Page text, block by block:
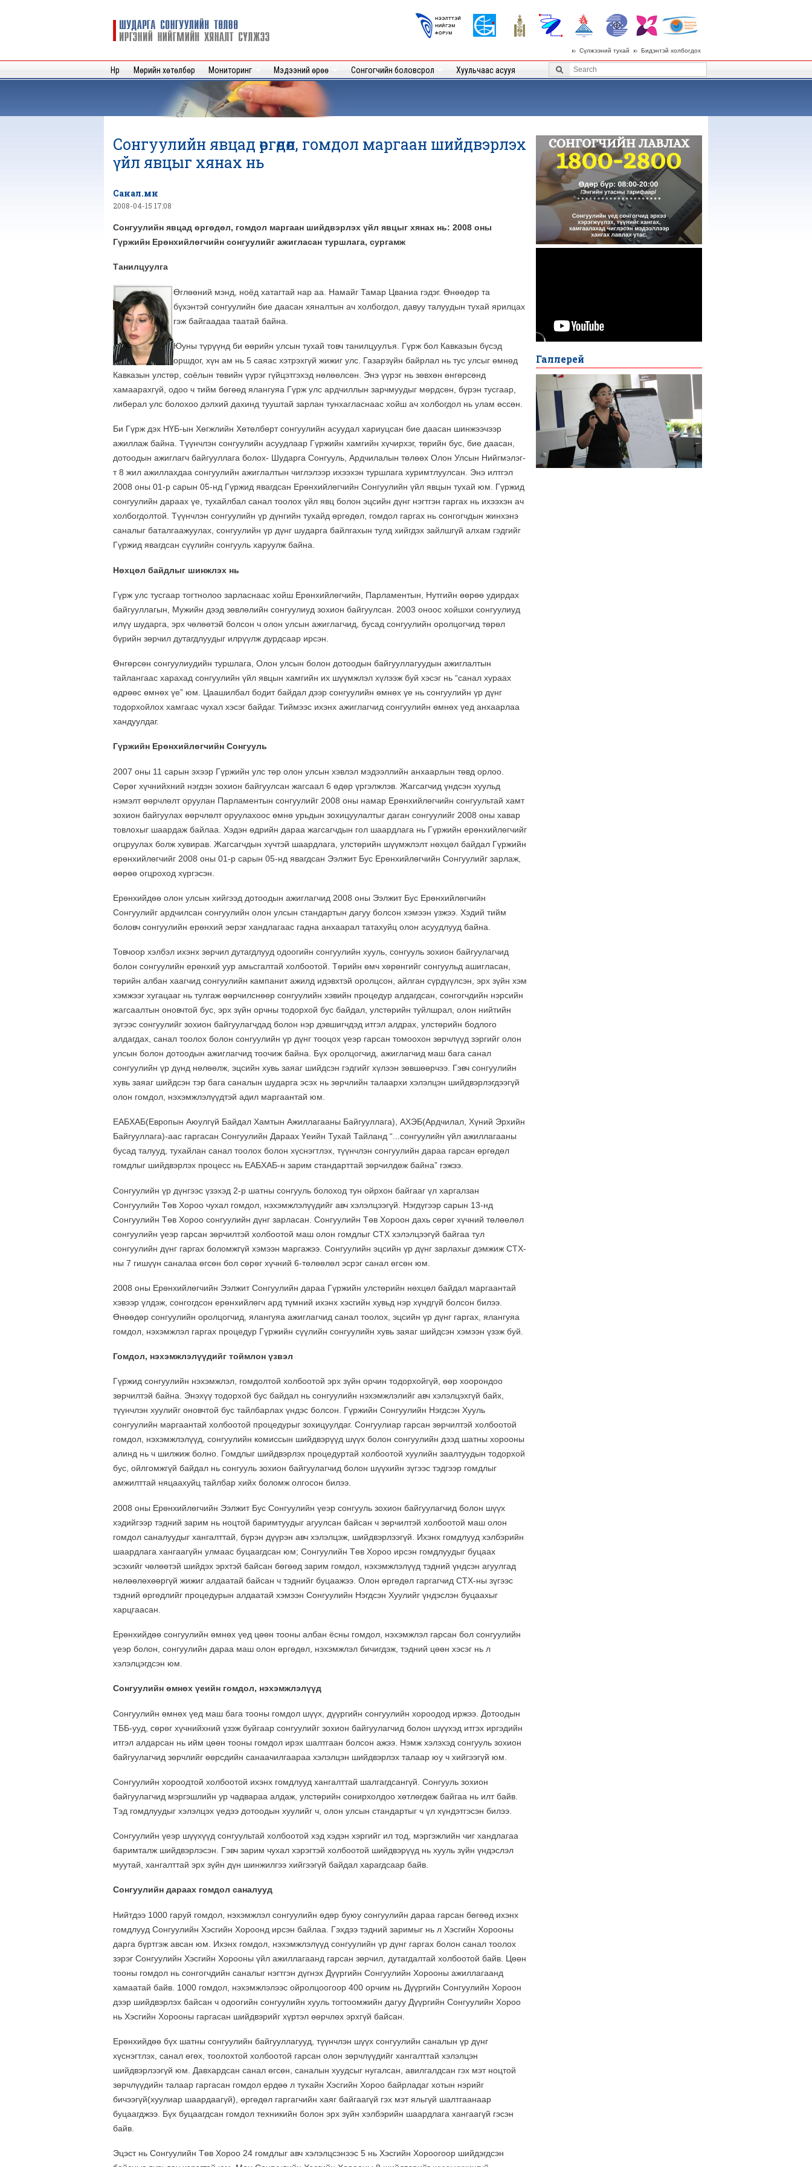
Шударга
сонгуулийн
нийгмийн
хяналт
Logos
Бидэнтэй холбогдох
Сүлжээний тухай
Нүүр Мөрийн хөтөлбөр Мониторинг Мэдээний өрөө Сонгогчийн боловсрол Хуульчаас асууя
Search form
Сонгуулийн явцад өргөдөл, гомдол маргаан шийдвэрлэх
үйл явцыг хянах нь
Санал.мн
2008-04-15 17:08
Сонгуулийн явцад өргөдөл, гомдол маргаан шийдвэрлэх үйл явцыг хянах нь: 2008 оны
Гүржийн Ерөнхийлөгчийн сонгуулийг ажигласан туршлага, сургамж
Танилцуулга
Өглөөний мэнд, ноёд хатагтай нар аа. Намайг Тамар Цваниа гэдэг. Өнөөдөр та
бүхэнтэй сонгуулийн бие даасан хяналтын ач холбогдол, давуу талуудын тухай ярилцах
гэж байгаадаа таатай байна.
Юуны түрүүнд би өөрийн улсын тухай товч танилцуулъя. Гүрж бол Кавказын бүсэд
оршдог, хүн ам нь 5 саяас хэтрэхгүй жижиг улс. Газарзүйн байрлал нь тус улсыг өмнөд
Кавказын улстөр, соёлын төвийн үүрэг гүйцэтгэхэд нөлөөлсөн. Энэ үүрэг нь зөвхөн өнгөрсөнд
хамаарахгүй, одоо ч тийм бөгөөд ялангуяа Гүрж улс ардчиллын зарчмуудыг мөрдсөн, бүрэн тусгаар,
либерал улс болохоо дэлхий дахинд тууштай зарлан тунхагласнаас хойш ач холбогдол нь улам өссөн.
Би Гүрж дэх НҮБ-ын Хөгжлийн Хөтөлбөрт сонгуулийн асуудал хариуцсан бие даасан шинжээчээр
ажиллаж байна. Түүнчлэн сонгуулийн асуудлаар Гүржийн хамгийн хүчирхэг, төрийн бус, бие даасан,
дотоодын ажиглагч байгууллага болох- Шударга Сонгууль, Ардчилалын төлөөх Олон Улсын Нийгмэлэг-
т 8 жил ажиллахдаа сонгуулийн ажиглалтын чиглэлээр ихээхэн туршлага хуримтлуулсан. Энэ илтгэл
2008 оны 01-р сарын 05-нд Гүржид явагдсан Ерөнхийлөгчийн Сонгуулийн үйл явцын тухай юм. Гүржид
сонгуулийн дараах үе, тухайлбал санал тоолох үйл явц болон эцсийн дүнг нэгтгэн гаргах нь ихээхэн ач
холбогдолтой. Түүнчлэн сонгуулийн үр дүнгийн тухайд өргөдөл, гомдол гаргах нь сонгогчдын жинхэнэ
саналыг баталгаажуулах, сонгуулийн үр дүнг шударга байлгахын тулд хийгдэх зайлшгүй алхам гэдгийг
Гүржид явагдсан сүүлийн сонгууль харуулж байна.
Нөхцөл байдлыг шинжлэх нь
Гүрж улс тусгаар тогтнолоо зарласнаас хойш Ерөнхийлөгчийн, Парламентын, Нутгийн өөрөө удирдах
байгууллагын, Мужийн дээд зөвлөлийн сонгуулиуд зохион байгуулсан. 2003 оноос хойшхи сонгуулиуд
илүү шударга, эрх чөлөөтэй болсон ч олон улсын ажиглагчид, бусад сонгуулийн оролцогчид төрөл
бүрийн зөрчил дутагдлуудыг илрүүлж дурдсаар ирсэн.
Өнгөрсөн сонгуулиудийн туршлага, Олон улсын болон дотоодын байгууллагуудын ажиглалтын
тайлангаас харахад сонгуулийн үйл явцын хамгийн их шүүмжлэл хүлээж буй хэсэг нь “санал хураах
өдрөөс өмнөх үе” юм. Цаашилбал бодит байдал дээр сонгуулийн өмнөх үе нь сонгуулийн үр дүнг
тодорхойлох хамгаас чухал хэсэг байдаг. Тиймээс ихэнх ажиглагчид сонгуулийн өмнөх үед анхаарлаа
хандуулдаг.
Гүржийн Ерөнхийлөгчийн Сонгууль
2007 оны 11 сарын эхээр Гүржийн улс төр олон улсын хэвлэл мэдээллийн анхаарлын төвд орлоо.
Сөрөг хүчнийхний нэгдэн зохион байгуулсан жагсаал 6 өдөр үргэлжлэв. Жагсагчид үндсэн хуульд
нэмэлт өөрчлөлт оруулан Парламентын сонгуулийг 2008 оны намар Ерөнхийлөгчийн сонгуультай хамт
зохион байгуулах өөрчлөлт оруулахоос өмнө урьдын зохицуулалтыг даган сонгуулийг 2008 оны хавар
товлохыг шаардаж байлаа. Хэдэн өдрийн дараа жагсагчдын гол шаардлага нь Гүржийн ерөнхийлөгчийг
огцруулах болж хувирав. Жагсагчдын хүчтэй шаардлага, улстөрийн шүүмжлэлт нөхцөл байдал Гүржийн
ерөнхийлөгчийг 2008 оны 01-р сарын 05-нд явагдсан Ээлжит Бус Ерөнхийлөгчийн Сонгуулийг зарлаж,
өөрөө огцроход хүргэсэн.
Ерөнхийдөө олон улсын хийгээд дотоодын ажиглагчид 2008 оны Ээлжит Бус Ерөнхийлөгчийн
Сонгуулийг ардчилсан сонгуулийн олон улсын стандартын дагуу болсон хэмээн үзжээ. Хэдий тийм
боловч сонгуулийн ерөнхий эерэг хандлагаас гадна анхаарал татахуйц олон асуудлууд байна.
Товчоор хэлбэл ихэнх зөрчил дутагдлууд одоогийн сонгуулийн хууль, сонгууль зохион байгуулагчид
болон сонгуулийн ерөнхий уур амьсгалтай холбоотой. Төрийн өмч хөрөнгийг сонгуульд ашигласан,
төрийн албан хаагчид сонгуулийн кампанит ажилд идэвхтэй оролцсон, айлган сүрдүүлсэн, эрх зүйн хэм
хэмжээг хугацааг нь тулгаж өөрчилснөөр сонгуулийн хэвийн процедур алдагдсан, сонгогчдийн нэрсийн
жагсаалтын оновчтой бус, эрх зүйн орчны тодорхой бус байдал, улстөрийн туйлшрал, олон нийтийн
зүгээс сонгуулийг зохион байгуулагчдад болон нэр дэвшигчдэд итгэл алдрах, улстөрийн бодлого
алдагдах, санал тоолох болон сонгуулийн үр дүнг тооцох үеэр гарсан томоохон зөрчлүүд зэргийг олон
улсын болон дотоодын ажиглагчид тоочиж байна. Бүх оролцогчид, ажиглагчид маш бага санал
сонгуулийн үр дүнд нөлөөлж, эцсийн хувь заяаг шийдсэн гэдгийг хүлээн зөвшөөрчээ. Гэвч сонгуулийн
хувь заяаг шийдсэн тэр бага саналын шударга эсэх нь зөрчлийн талаархи хэлэлцэн шийдвэрлэгдээгүй
олон гомдол, нэхэмжлэлүүдтэй адил маргаантай юм.
ЕАБХАБ(Европын Аюулгүй Байдал Хамтын Ажиллагааны Байгууллага), АХЭБ(Ардчилал, Хүний Эрхийн
Байгууллага)-аас гаргасан Сонгуулийн Дараах Үеийн Тухай Тайланд “...сонгуулийн үйл ажиллагааны
бусад талууд, тухайлан санал тоолох болон хүснэгтлэх, түүнчлэн сонгуулийн дараа гарсан өргөдөл
гомдлыг шийдвэрлэх процесс нь ЕАБХАБ-н зарим стандарттай зөрчилдөж байна” гэжээ.
Сонгуулийн үр дүнгээс үзэхэд 2-р шатны сонгууль болоход тун ойрхон байгааг үл харгалзан
Сонгуулийн Төв Хороо чухал гомдол, нэхэмжлэлүүдийг авч хэлэлцээгүй. Нэгдүгээр сарын 13-нд
Сонгуулийн Төв Хороо сонгуулийн дүнг зарласан. Сонгуулийн Төв Хороон дахь сөрөг хүчний төлөөлөл
сонгуулийн үеэр гарсан зөрчилтэй холбоотой маш олон гомдлыг СТХ хэлэлцээгүй байгаа тул
сонгуулийн дүнг гаргах боломжгүй хэмээн маргажээ. Сонгуулийн эцсийн үр дүнг зарлахыг дэмжиж СТХ-
ны 7 гишүүн саналаа өгсөн бол сөрөг хүчний 6-төлөөлөл эсрэг санал өгсөн юм.
2008 оны Ерөнхийлөгчийн Ээлжит Сонгуулийн дараа Гүржийн улстөрийн нөхцөл байдал маргаантай
хэвээр үлдэж, сонгогдсон ерөнхийлөгч ард түмний ихэнх хэсгийн хувьд нэр хүндгүй болсон билээ.
Өнөөдөр сонгуулийн оролцогчид, ялангуяа ажиглагчид санал тоолох, эцсийн үр дүнг гаргах, ялангуяа
гомдол, нэхэмжлэл гаргах процедур Гүржийн сүүлийн сонгуулийн хувь заяаг шийдсэн хэмээн үзэж буй.
Гомдол, нэхэмжлэлүүдийг тоймлон үзвэл
Гүржид сонгуулийн нэхэмжлэл, гомдолтой холбоотой эрх зүйн орчин тодорхойгүй, өөр хоорондоо
зөрчилтэй байна. Энэхүү тодорхой бус байдал нь сонгуулийн нэхэмжлэлийг авч хэлэлцэхгүй байх,
түүнчлэн хуулийг оновчтой бус тайлбарлах үндэс болсон. Гүржийн Сонгуулийн Нэгдсэн Хууль
сонгуулийн маргаантай холбоотой процедурыг зохицуулдаг. Сонгуулиар гарсан зөрчилтэй холбоотой
гомдол, нэхэмжлэлүүд, сонгуулийн комиссын шийдвэрүүд шүүх болон сонгуулийн дээд шатны хорооны
алинд нь ч шилжиж болно. Гомдлыг шийдвэрлэх процедуртай холбоотой хуулийн заалтуудын тодорхой
бус, ойлгомжгүй байдал нь сонгууль зохион байгуулагчид болон шүүхийн зүгээс тэдгээр гомдлыг
амжилттай няцаахуйц тайлбар хийх боломж олгосон билээ.
2008 оны Ерөнхийлөгчийн Ээлжит Бус Сонгуулийн үеэр сонгууль зохион байгуулагчид болон шүүх
хэдийгээр тэдний зарим нь ноцтой баримтуудыг агуулсан байсан ч зөрчилтэй холбоотой маш олон
гомдол саналуудыг хангалттай, бүрэн дүүрэн авч хэлэлцэж, шийдвэрлээгүй. Ихэнх гомдлууд хэлбэрийн
шаардлага хангаагүйн улмаас буцаагдсан юм; Сонгуулийн Төв Хороо ирсэн гомдлуудыг буцаах
эсэхийг чөлөөтэй шийдэх эрхтэй байсан бөгөөд зарим гомдол, нэхэмжлэлүүд тэдний үндсэн агуулгад
нөлөөлөхөөргүй жижиг алдаатай байсан ч тэднийг буцаажээ. Олон өргөдөл гаргагчид СТХ-ны зүгээс
тэдний өргөдлийг процедурын алдаатай хэмээн Сонгуулийн Нэгдсэн Хуулийг үндэслэн буцаахыг
харцгаасан.
Ерөнхийдөө сонгуулийн өмнөх үед цөөн тооны албан ёсны гомдол, нэхэмжлэл гарсан бол сонгуулийн
үеэр болон, сонгуулийн дараа маш олон өргөдөл, нэхэмжлэл бичигдэж, тэдний цөөн хэсэг нь л
хэлэлцэгдсэн юм.
Сонгуулийн өмнөх үеийн гомдол, нэхэмжлэлүүд
Сонгуулийн өмнөх үед маш бага тооны гомдол шүүх, дүүргийн сонгуулийн хороодод иржээ. Дотоодын
ТББ-ууд, сөрөг хүчнийхний үзэж буйгаар сонгуулийг зохион байгуулагчид болон шүүхэд итгэх иргэдийн
итгэл алдарсан нь ийм цөөн тооны гомдол ирэх шалтгаан болсон ажээ. Нэмж хэлэхэд сонгууль зохион
байгуулагчид зөрчлийг өөрсдийн санаачилгаараа хэлэлцэн шийдвэрлэх талаар юу ч хийгээгүй юм.
Сонгуулийн хороодтой холбоотой ихэнх гомдлууд хангалттай шалгагдсангүй. Сонгууль зохион
байгуулагчид мэргэшлийн ур чадвараа алдаж, улстөрийн сонирхолдоо хөтлөгдөж байгаа нь илт байв.
Тэд гомдлуудыг хэлэлцэх үедээ дотоодын хуулийг ч, олон улсын стандартыг ч үл хүндэтгэсэн билээ.
Сонгуулийн үеэр шүүхүүд сонгуультай холбоотой хэд хэдэн хэргийг ил тод, мэргэжлийн чиг хандлагаа
баримталж шийдвэрлэсэн. Гэвч зарим чухал хэрэгтэй холбоотой шийдвэрүүд нь хууль зүйн үндэслэл
муутай, хангалттай эрх зүйн дүн шинжилгээ хийгээгүй байдал харагдсаар байв.
Сонгуулийн дараах гомдол саналууд
Нийтдээ 1000 гаруй гомдол, нэхэмжлэл сонгуулийн өдөр буюу сонгуулийн дараа гарсан бөгөөд ихэнх
гомдлууд Сонгуулийн Хэсгийн Хороонд ирсэн байлаа. Гэхдээ тэдний заримыг нь л Хэсгийн Хорооны
дарга бүртгэж авсан юм. Ихэнх гомдол, нэхэмжлэлүүд сонгуулийн үр дүнг гаргах болон санал тоолох
зэрэг Сонгуулийн Хэсгийн Хорооны үйл ажиллагаанд гарсан зөрчил, дутагдалтай холбоотой байв. Цөөн
тооны гомдол нь сонгогчдийн саналыг нэгтгэн дүгнэх Дүүргийн Сонгуулийн Хорооны ажиллагаанд
хамаатай байв. 1000 гомдол, нэхэмжлэлээс ойролцоогоор 400 орчим нь Дүүргийн Сонгуулийн Хороон
дээр шийдвэрлэх байсан ч одоогийн сонгуулийн хууль тогтоомжийн дагуу Дүүргийн Сонгуулийн Хороо
нь Хэсгийн Хорооны гаргасан шийдвэрийг хүртэл өөрчлөх эрхгүй байсан.
Ерөнхийдөө бүх шатны сонгуулийн байгууллагууд, түүнчлэн шүүх сонгуулийн саналын үр дүнг
хүснэгтлэх, санал өгөх, тоолохтой холбоотой гарсан олон зөрчлүүдийг хангалттай хэлэлцэн
шийдвэрлээгүй юм. Давхардсан санал өгсөн, саналын хуудсыг нугалсан, авилгалдсан гэх мэт ноцтой
зөрчлүүдийн талаар гаргасан гомдол ердөө л тухайн Хэсгийн Хороо байрладаг хотын нэрийг
бичээгүй(хуулиар шаардаагүй), өргөдөл гаргагчийн хаяг байгаагүй гэх мэт яльгүй шалтгаанаар
буцаагджээ. Бүх буцаагдсан гомдол техникийн болон эрх зүйн хэлбэрийн шаардлага хангаагүй гэсэн
байв.
Эцэст нь Сонгуулийн Төв Хороо 24 гомдлыг авч хэлэлцсэнээс 5 нь Хэсгийн Хороогоор шийдэгдсэн
.
Галлерей